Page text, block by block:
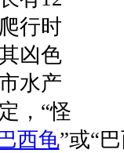
行时
凶色
水产
，“怪
西龟”或“